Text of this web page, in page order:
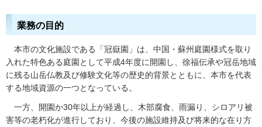
業務の目的
本市の文化施設である「冠嶽園」は、中国・蘇州庭園様式を取り
入れた特色ある庭園として平成4年度に開園し、徐福伝承や冠岳地域
に残る山岳仏教及び修験文化等の歴史的背景とともに、本市を代表
する地域資源の一つとなっている。
一方、開園か30年以上が経過し、木部腐食、雨漏り、シロアリ被
害等の老朽化が進行しており、今後の施設維持及び将来的な在り方